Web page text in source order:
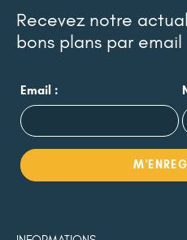
Recevez notre
bons plans par email
Email :